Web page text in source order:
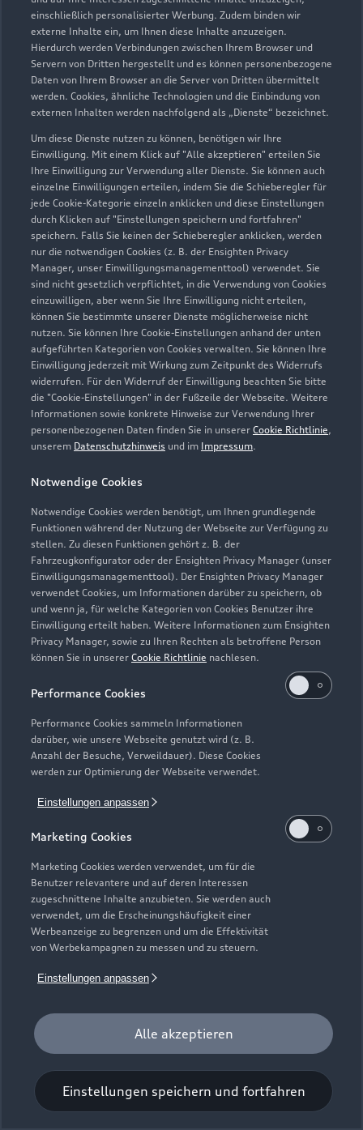
einschließlich personalisierter Werbung. Zudem binden wir
externe Inhalte ein, um Ihnen diese Inhalte anzuzeigen.
Hierdurch werden Verbindungen zwischen Ihrem Browser und
Servern von Dritten hergestellt und es können personenbezogene
Daten von Ihrem Browser an die Server von Dritten übermittelt
werden. Cookies, ähnliche Technologien und die Einbindung von
externen Inhalten werden nachfolgend als „Dienste“ bezeichnet.
Um diese Dienste nutzen zu können, benötigen wir Ihre
Einwilligung. Mit einem Klick auf "Alle akzeptieren" erteilen Sie
Ihre Einwilligung zur Verwendung aller Dienste. Sie können auch
einzelne Einwilligungen erteilen, indem Sie die Schieberegler für
jede Cookie-Kategorie einzeln anklicken und diese Einstellungen
durch Klicken auf "Einstellungen speichern und fortfahren"
speichern. Falls Sie keinen der Schieberegler anklicken, werden
nur die notwendigen Cookies (z. B. der Ensighten Privacy
Manager, unser Einwilligungsmanagementtool) verwendet. Sie
sind nicht gesetzlich verpflichtet, in die Verwendung von Cookies
einzuwilligen, aber wenn Sie Ihre Einwilligung nicht erteilen,
können Sie bestimmte unserer Dienste möglicherweise nicht
nutzen. Sie können Ihre Cookie-Einstellungen anhand der unten
aufgeführten Kategorien von Cookies verwalten. Sie können Ihre
Einwilligung jederzeit mit Wirkung zum Zeitpunkt des Widerrufs
widerrufen. Für den Widerruf der Einwilligung beachten Sie bitte
die "Cookie-Einstellungen" in der Fußzeile der Webseite. Weitere
Informationen sowie konkrete Hinweise zur Verwendung Ihrer
personenbezogenen Daten finden Sie in unserer Cookie Richtlinie,
unserem Datenschutzhinweis und im Impressum.
Notwendige Cookies
Notwendige Cookies werden benötigt, um Ihnen grundlegende
Funktionen während der Nutzung der Webseite zur Verfügung zu
stellen. Zu diesen Funktionen gehört z. B. der
Fahrzeugkonfigurator oder der Ensighten Privacy Manager (unser
Einwilligungsmanagementtool). Der Ensighten Privacy Manager
verwendet Cookies, um Informationen darüber zu speichern, ob
und wenn ja, für welche Kategorien von Cookies Benutzer ihre
Einwilligung erteilt haben. Weitere Informationen zum Ensighten
Privacy Manager, sowie zu Ihren Rechten als betroffene Person
können Sie in unserer Cookie Richtlinie nachlesen.
Performance Cookies
Performance Cookies sammeln Informationen
darüber, wie unsere Webseite genutzt wird (z. B.
Anzahl der Besuche, Verweildauer). Diese Cookies
werden zur Optimierung der Webseite verwendet.
Einstellungen anpassen
Marketing Cookies
Marketing Cookies werden verwendet, um für die
Benutzer relevantere und auf deren Interessen
zugeschnittene Inhalte anzubieten. Sie werden auch
verwendet, um die Erscheinungshäufigkeit einer
Werbeanzeige zu begrenzen und um die Effektivität
von Werbekampagnen zu messen und zu steuern.
Einstellungen anpassen
Alle akzeptieren
Einstellungen speichern und fortfahren
Audi Pflegemitteltasche
Sommer
Damit Ihr Audi auch im Sommer glänzt: die
passende Pflege in einer Tasche.
Zur Audi Shopping World
Lederpflege-Set
Praktisches Set zur intensiven Reinigung und
Pflege von Leder und Kunstleder.
Zur Audi Shopping World
Universal-Reinigungstuch
Für einen glänzenden Eindruck.
Zur Audi Shopping World